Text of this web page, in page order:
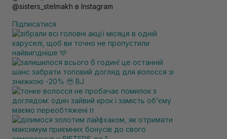
@sisters_stelmakh в Instagram
Підписатися